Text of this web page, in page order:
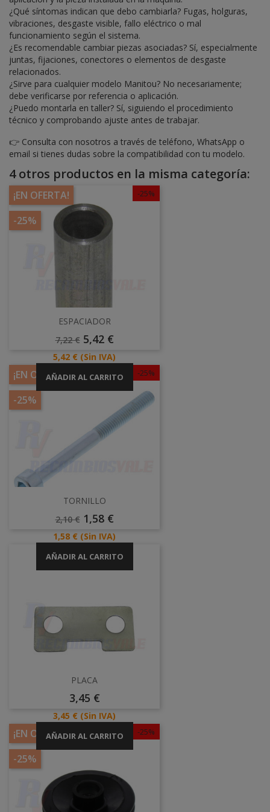
¿Qué síntomas indican que debo cambiarla? Fugas, holguras,
vibraciones, desgaste visible, fallo eléctrico o mal
funcionamiento según el sistema.
¿Es recomendable cambiar piezas asociadas? Sí, especialmente
juntas, fijaciones, conectores o elementos de desgaste
relacionados.
¿Sirve para cualquier modelo Manitou? No necesariamente;
debe verificarse por referencia o aplicación.
¿Puedo montarla en taller? Sí, siguiendo el procedimiento
técnico y comprobando ajuste antes de trabajar.
👉 Consulta con nosotros a través de teléfono, WhatsApp o
email si tienes dudas sobre la compatibilidad con tu modelo.
4 otros productos en la misma categoría:
-25%
¡EN OFERTA!
-25%
ESPACIADOR
Precio
7,22 € Precio
5,42 €
Precio
5,42 € (Sin IVA)
AÑADIR AL CARRITO -25%
¡EN OFERTA!
-25%
TORNILLO
Precio
2,10 € Precio
1,58 €
Precio
1,58 € (Sin IVA)
AÑADIR AL CARRITO
PLACA
Precio
3,45 €
Precio
3,45 € (Sin IVA)
AÑADIR AL CARRITO -25%
¡EN OFERTA!
-25%